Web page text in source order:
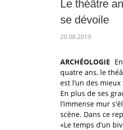
Le théâtre
se dévoile
20.08.2019
ARCHÉOLOGIE
quatre ans, le
est l’un des
En plus de ses
l’immense mur
scène. Dans ce
«Le temps d’un